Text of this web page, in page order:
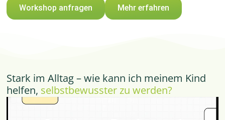
Workshop anfragen Mehr erfahren
Stark im Alltag – wie kann ich meinem Kind
helfen, selbstbewusster zu werden?